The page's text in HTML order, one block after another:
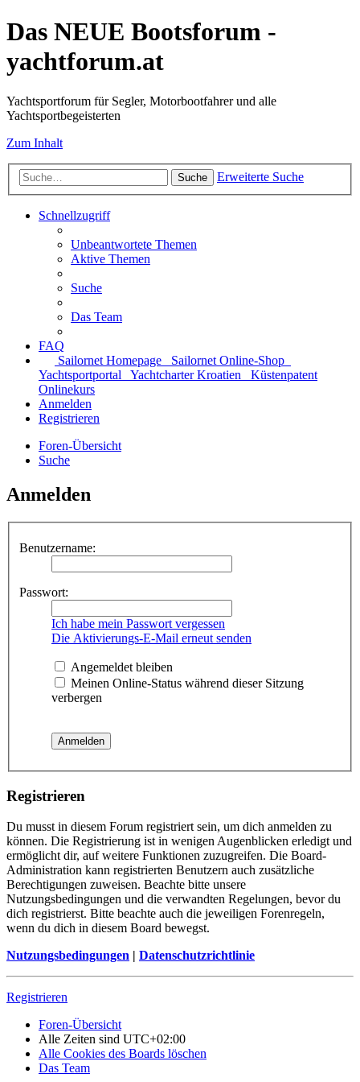
Das NEUE Bootsforum -
yachtforum.at
Yachtsportforum für Segler, Motorbootfahrer und alle
Yachtsportbegeisterten
Zum Inhalt
Suche Erweiterte Suche
Schnellzugriff
Unbeantwortete Themen
Aktive Themen
Suche
Das Team
FAQ
Sailornet Homepage
Sailornet Online-Shop
Yachtsportportal
Yachtcharter Kroatien
Küstenpatent
Onlinekurs
Anmelden
Registrieren
Foren-Übersicht
Suche
Anmelden
Benutzername:
Passwort:
Ich habe mein Passwort vergessen
Die Aktivierungs-E-Mail erneut senden
Angemeldet bleiben
Meinen Online-Status während dieser Sitzung
verbergen
Registrieren
Du musst in diesem Forum registriert sein, um dich anmelden zu
können. Die Registrierung ist in wenigen Augenblicken erledigt und
ermöglicht dir, auf weitere Funktionen zuzugreifen. Die Board-
Administration kann registrierten Benutzern auch zusätzliche
Berechtigungen zuweisen. Beachte bitte unsere
Nutzungsbedingungen und die verwandten Regelungen, bevor du
dich registrierst. Bitte beachte auch die jeweiligen Forenregeln,
wenn du dich in diesem Board bewegst.
Nutzungsbedingungen | Datenschutzrichtlinie
Registrieren
Foren-Übersicht
Alle Zeiten sind UTC+02:00
Alle Cookies des Boards löschen
Das Team